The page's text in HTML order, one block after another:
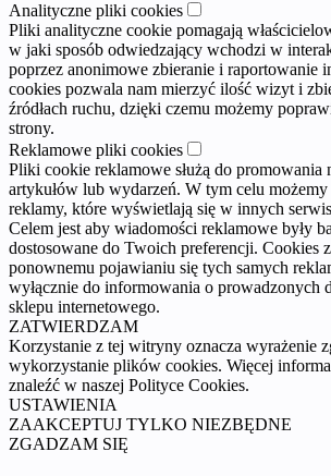
Analityczne pliki cookies
Pliki analityczne cookie pomagają
w jaki sposób odwiedzający wchodzi w
poprzez anonimowe zbieranie i raportowanie
cookies pozwala nam mierzyć ilość wizyt i
źródłach ruchu, dzięki czemu możemy
strony.
Reklamowe pliki cookies
Pliki cookie reklamowe służą do promowania
artykułów lub wydarzeń. W tym celu
reklamy, które wyświetlają się w innych
Celem jest aby wiadomości reklamowe były
dostosowane do Twoich preferencji. Cookies
ponownemu pojawianiu się tych samych
wyłącznie do informowania o prowadzonych
sklepu internetowego.
ZATWIERDZAM
Korzystanie z tej witryny oznacza wyrażenie
wykorzystanie plików cookies. Więcej
znaleźć w naszej Polityce Cookies.
USTAWIENIA
ZAAKCEPTUJ TYLKO NIEZBĘDNE
ZGADZAM SIĘ